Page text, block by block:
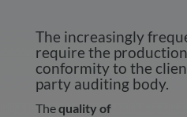
The increasingly
require the
conformity to the
party auditing body.
Thequality of